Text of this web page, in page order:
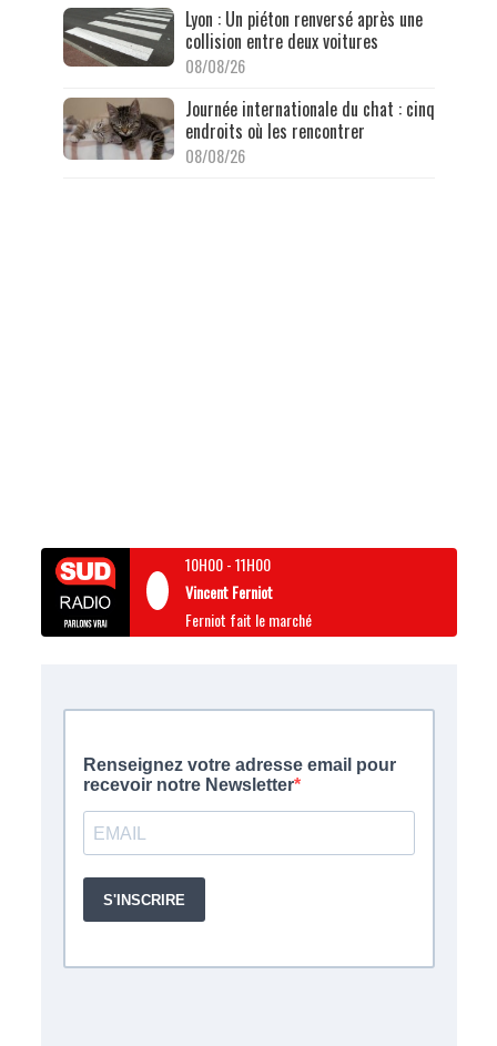
Lyon : Un piéton renversé après une
collision entre deux voitures
08/08/26
Journée internationale du chat : cinq
endroits où les rencontrer
08/08/26
10H00-11H00
Vincent Ferniot
Ferniot fait le marché